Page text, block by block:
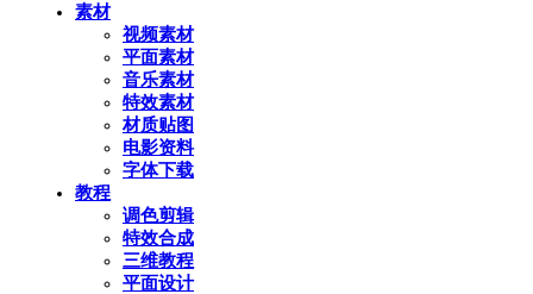
素材
视频素材
平面素材
音乐素材
特效素材
材质贴图
电影资料
字体下载
教程
调色剪辑
特效合成
三维教程
平面设计